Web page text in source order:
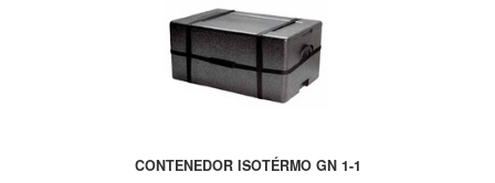
CONTENEDOR ISOTÉRMO GN 1-1